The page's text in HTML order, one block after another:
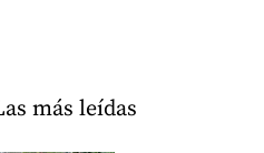
más leídas